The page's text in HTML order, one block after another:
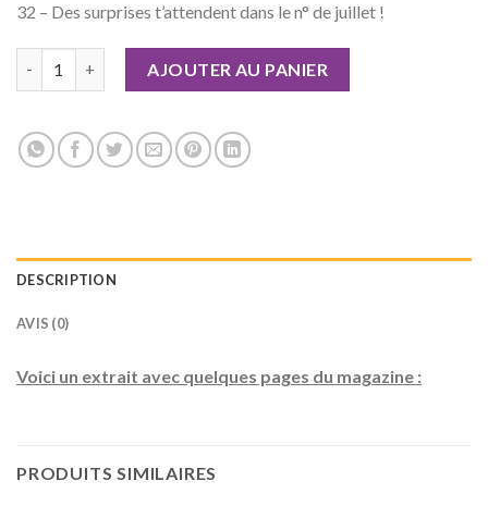
32 – Des surprises t’attendent dans le n° de juillet !
AJOUTER AU PANIER
DESCRIPTION
AVIS (0)
Voici un extrait avec quelques pages du magazine :
PRODUITS SIMILAIRES